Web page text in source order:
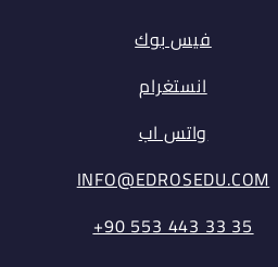
فيس بوك
انستغرام
واتس اب
INFO@EDROSEDU.COM
⁦+90 553 443 33 35⁩